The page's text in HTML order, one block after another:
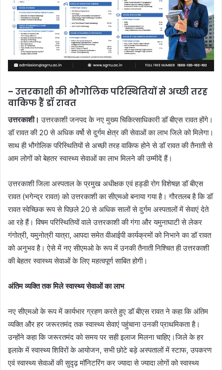
– उत्तरकाशी की भौगोलिक परिस्थितियों से अच्छी तरह
वाकिफ हैं डॉ रावत
उत्तरकाशी। उत्तरकाशी जनपद के नए मुख्य चिकित्साधिकारी डॉ बीएस रावत होंगे।
डॉ रावत की 20 से अधिक वर्षो से दुर्गम क्षेत्र की सेवाओं का लाभ जिले को मिलेगा।
साथ ही भौगोलिक परिस्थितियों से अच्छी तरह वाकिफ होने से डॉ रावत की तैनाती से
आम लोगों को बेहतर स्वास्थ्य सेवाओं का लाभ मिलने की उम्मीदें हैं।
उत्तरकाशी जिला अस्पताल के प्रमुख अधीक्षक एवं हड्डी रोग विशेषज्ञ डॉ बीएस
रावत (भगेन्द्र रावत) को उत्तरकाशी का सीएमओ बनाया गया है। गौरतलब है कि डॉ
रावत स्वेच्छिक रूप से पिछले 20 से अधिक सालों से दुर्गम अस्पतालों में सेवाएं देते
आ रहे हैं। विषम परिस्थितियों वाले उत्तरकाशी की गंगा और यमुनाघाटी से लेकर
गंगोत्री, यमुनोत्री यात्रा, आपदा समेत वीआईपी कार्यक्रमों को निभाने का डॉ रावत
को अनुभव है। ऐसे में नए सीएमओ के रूप में उनकी तैनाती निश्चित ही उत्तरकाशी
की बेहतर स्वास्थ्य सेवाओं के लिए महत्वपूर्ण साबित होगी।
अंतिम व्यक्ति तक मिले स्वास्थ्य सेवाओं का लाभ
नए सीएमओ के रूप में कार्यभार ग्रहण करते हुए डॉ बीएस रावत ने कहा कि अंतिम
व्यक्ति और हर जरूरतमंद तक स्वास्थ्य सेवाएं पहुंचाना उनकी प्राथमिकता है।
उन्होंने कहा कि जरूरतमंद को समय पर सही इलाज मिलना चाहिए।जिले के हर
इलाके में स्वास्थ्य शिविरों के आयोजन, सभी छोटे बड़े अस्पतालों में स्टाफ, उपकरण
एवं स्वास्थ्य सेवाओं की सुदृढ़ मॉनिटरिंग कर ज्यादा से ज्यादा लोगों को स्वास्थ्य